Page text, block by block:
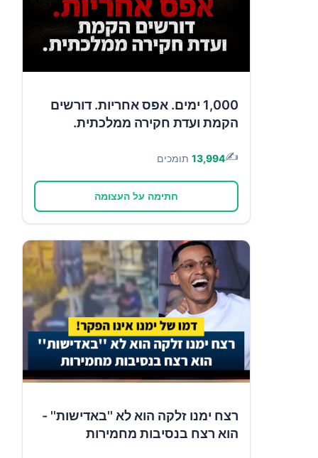
1,000 ימים. אפס אחריות. דורשים
הקמת ועדת חקירה ממלכתית.
✍️
13,994 תומכים
חתימה על העצומה
רצח ימנו זלקה הוא לא ''באדישות'' -
הוא רצח בנסיבות מחמירות